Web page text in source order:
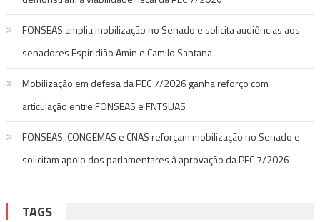
FONSEAS amplia mobilização no Senado e solicita audiências aos
senadores Espiridião Amin e Camilo Santana
Mobilização em defesa da PEC 7/2026 ganha reforço com
articulação entre FONSEAS e FNTSUAS
FONSEAS, CONGEMAS e CNAS reforçam mobilização no Senado e
solicitam apoio dos parlamentares à aprovação da PEC 7/2026
TAGS